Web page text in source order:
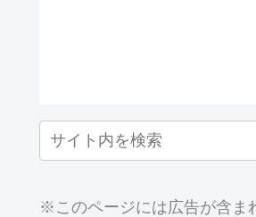
※このページには広告が含ま